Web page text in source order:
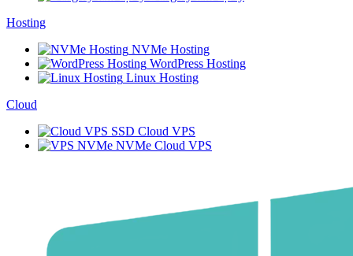
Hosting
NVMe Hosting
WordPress Hosting
Linux Hosting
Cloud
SSD Cloud VPS
NVMe Cloud VPS